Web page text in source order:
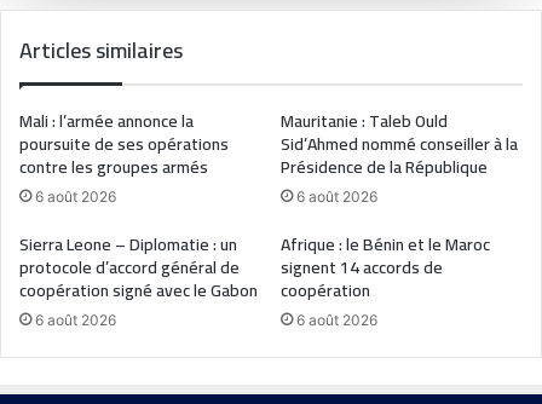
Articles similaires
Mali : l’armée annonce la
poursuite de ses opérations
contre les groupes armés
6 août 2026
Mauritanie : Taleb Ould
Sid’Ahmed nommé conseiller à la
Présidence de la République
6 août 2026
Sierra Leone – Diplomatie : un
protocole d’accord général de
coopération signé avec le Gabon
6 août 2026
Afrique : le Bénin et le Maroc
signent 14 accords de
coopération
6 août 2026